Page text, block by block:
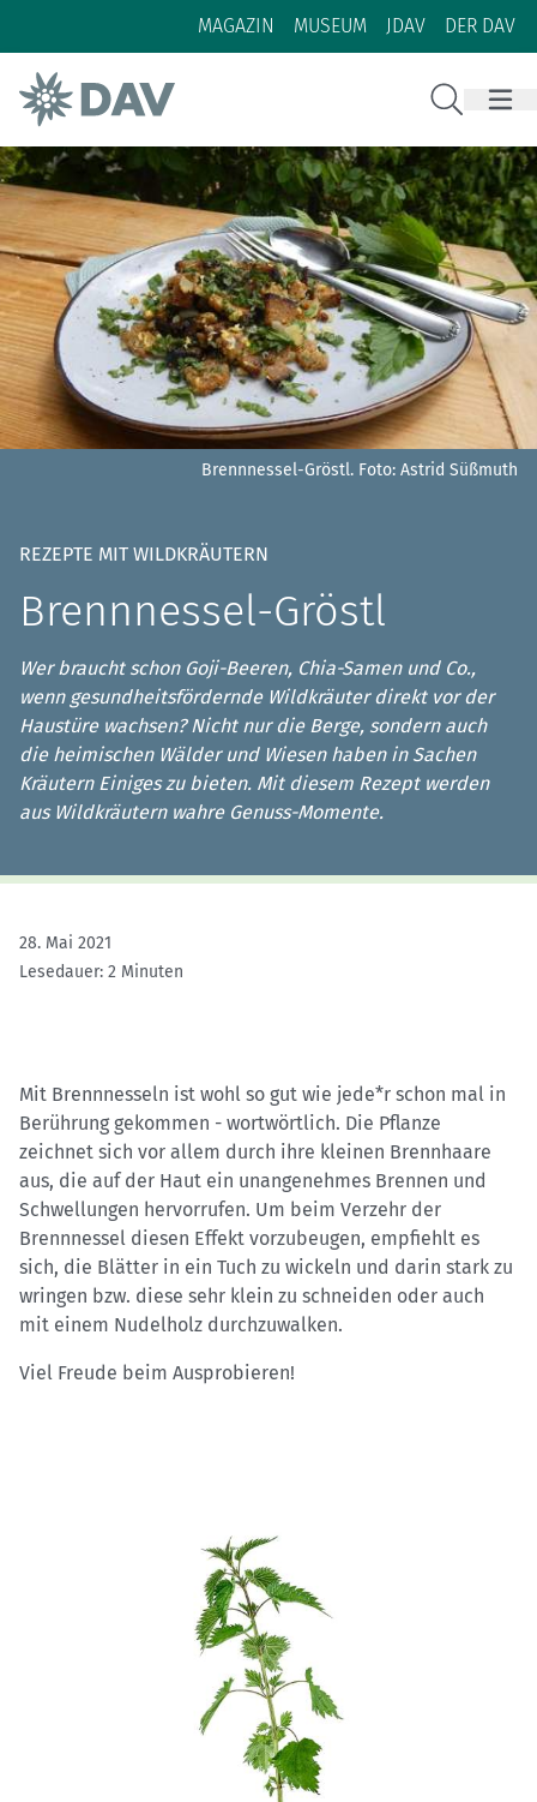
Zum Inhalt
Zur Footer-Navigation
MAGAZIN MUSEUM JDAV DER DAV
Brennnessel-Gröstl. Foto: Astrid Süßmuth
REZEPTE MIT WILDKRÄUTERN
Brennnessel-Gröstl
Wer braucht schon Goji-Beeren, Chia-Samen und Co.,
wenn gesundheitsfördernde Wildkräuter direkt vor der
Haustüre wachsen? Nicht nur die Berge, sondern auch
die heimischen Wälder und Wiesen haben in Sachen
Kräutern Einiges zu bieten. Mit diesem Rezept werden
aus Wildkräutern wahre Genuss-Momente.
28. Mai 2021
Lesedauer: 2 Minuten
Mit Brennnesseln ist wohl so gut wie jede*r schon mal in
Berührung gekommen - wortwörtlich. Die Pflanze
zeichnet sich vor allem durch ihre kleinen Brennhaare
aus, die auf der Haut ein unangenehmes Brennen und
Schwellungen hervorrufen. Um beim Verzehr der
Brennnessel diesen Effekt vorzubeugen, empfiehlt es
sich, die Blätter in ein Tuch zu wickeln und darin stark zu
wringen bzw. diese sehr klein zu schneiden oder auch
mit einem Nudelholz durchzuwalken.
Viel Freude beim Ausprobieren!